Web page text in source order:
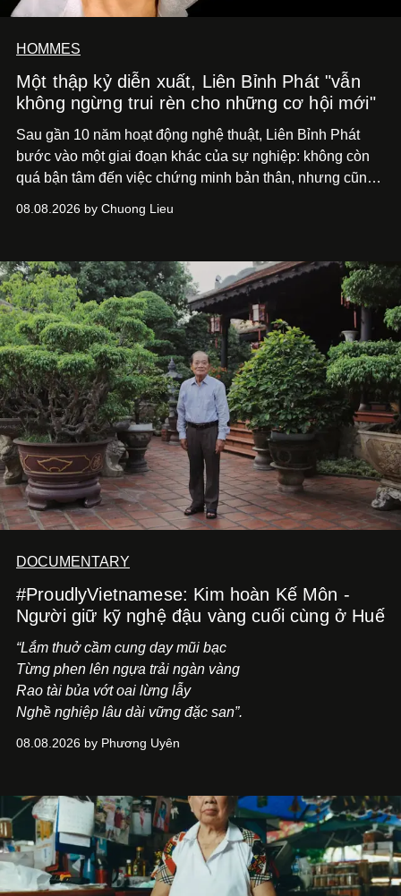
HOMMES
Một thập kỷ diễn xuất, Liên Bỉnh Phát "vẫn
không ngừng trui rèn cho những cơ hội mới"
Sau gần 10 năm hoạt động nghệ thuật, Liên Bỉnh Phát
bước vào một giai đoạn khác của sự nghiệp: không còn
quá bận tâm đến việc chứng minh bản thân, nhưng cũng
phim điện ảnh trong nửa đầu 2026 đến hành trình trở lại
bằng một tâm thế điềm tĩnh hơn. Anh tiếp tục học hỏi, trau
dồi và chờ đợi những vai diễn đủ sức đưa mình đến
những vùng đất mới. Ở tuổi ngoài 30, điều anh theo đuổi
không phải những đích đến quá lớn, mà là khả năng luôn
tiến về phía trước.
08.08.2026 by Chuong Lieu
DOCUMENTARY
#ProudlyVietnamese: Kim hoàn Kế Môn -
Người giữ kỹ nghệ đậu vàng cuối cùng ở Huế
“Lắm thuở cầm cung day mũi bạc
Từng phen lên ngựa trải ngàn vàng
Rao tài bủa vớt oai lừng lẫy
Nghề nghiệp lâu dài vững đặc san”.
08.08.2026 by Phương Uyên